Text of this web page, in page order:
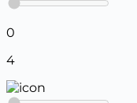
0
4